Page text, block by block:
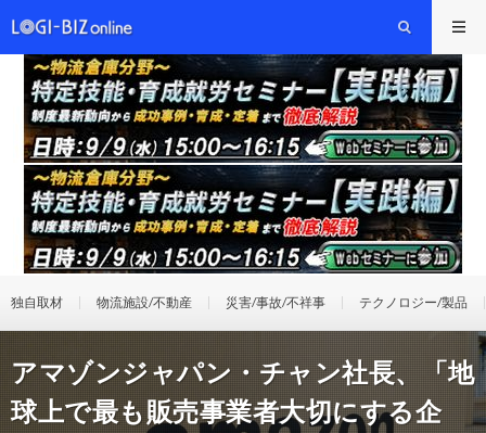
独自取材 物流施設/不動産 災害/事故/不祥事 テクノロジー/製品
アマゾンジャパン・チャン社長、「地
球上で最も販売事業者大切にする企